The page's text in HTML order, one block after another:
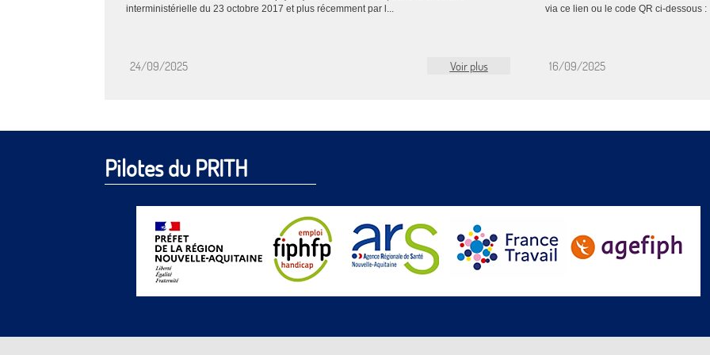
interministérielle du 23 octobre 2017 et plus récemment par l...
24/09/2025 Voir plus
via ce lien ou le code QR ci-dessous :
16/09/2025
Pilotes du PRITH